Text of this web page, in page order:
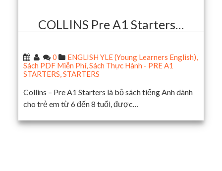
COLLINS Pre A1 Starters…
0 ENGLISH YLE (Young Learners English),
Sách PDF Miễn Phí,Sách Thực Hành - PRE A1
STARTERS,STARTERS
Collins – Pre A1 Starters là bộ sách tiếng Anh dành
cho trẻ em từ 6 đến 8 tuổi, được…